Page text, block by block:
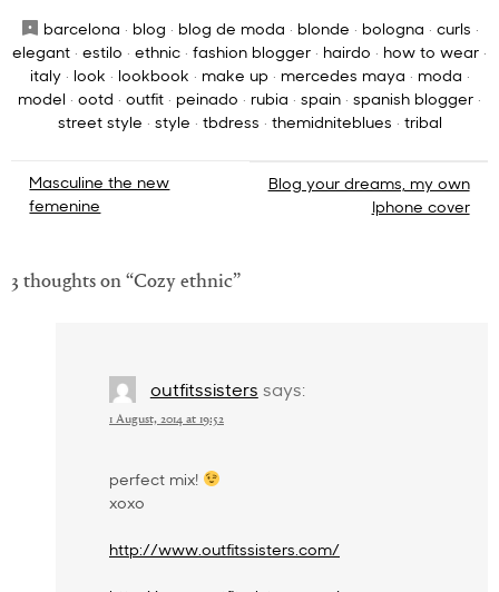
barcelona · blog · blog de moda · blonde · bologna · curls ·
elegant · estilo · ethnic · fashion blogger · hairdo · how to wear ·
italy· look · lookbook · make up· mercedes maya · moda ·
model · ootd · outfit · peinado · rubia · spain · spanish blogger ·
street style · style · tbdress · themidniteblues · tribal
Post
navigation
Masculine the new
femenine
Blog your dreams, my own
Iphone cover
3 thoughts on “Cozy ethnic”
outfitssisters says:
1 August, 2014 at 19:52
perfect mix!
xoxo
http://www.outfitssisters.com/